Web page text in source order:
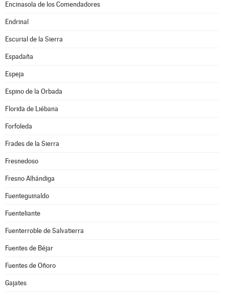
Encinasola de los Comendadores
Endrinal
Escurial de la Sierra
Espadaña
Espeja
Espino de la Orbada
Florida de Liébana
Forfoleda
Frades de la Sierra
Fresnedoso
Fresno Alhándiga
Fuenteguinaldo
Fuenteliante
Fuenterroble de Salvatierra
Fuentes de Béjar
Fuentes de Oñoro
Gajates